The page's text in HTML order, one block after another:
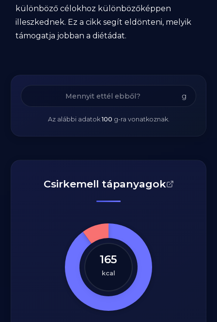
különböző célokhoz különbözőképpen
illeszkednek. Ez a cikk segít eldönteni, melyik
támogatja jobban a diétádat.
g
Az alábbi adatok100 g-ra vonatkoznak.
Csirkemell tápanyagok
165
kcal